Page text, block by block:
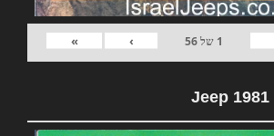
1 של56
›
»